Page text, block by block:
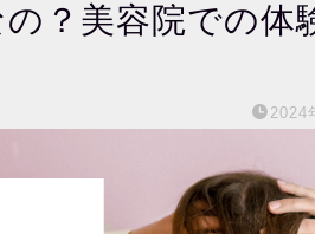
？美容院での体
2024